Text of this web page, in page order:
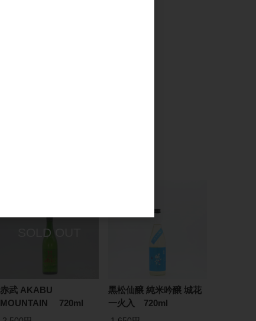
赤武 AKABU
MOUNTAIN 720ml
黒松仙醸 純米吟醸 城花
一火入 720ml